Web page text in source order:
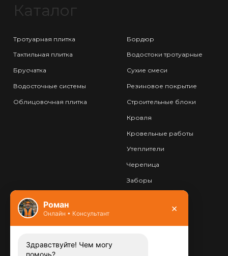
Каталог
Тротуарная плитка
Тактильная плитка
Брусчатка
Водосточные системы
Облицовочная плитка
Бордюр
Водостоки тротуарные
Сухие смеси
Резиновое покрытие
Строительные блоки
Кровля
Кровельные работы
Утеплители
Черепица
Заборы
Контакты
Заказать звонок
Роман
Онлайн • Консультант ×
Здравствуйте! Чем могу
помочь?